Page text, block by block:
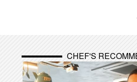
CHEF'S